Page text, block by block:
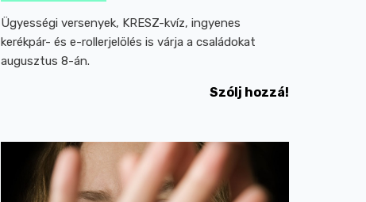
Ügyességi versenyek, KRESZ-kvíz, ingyenes
kerékpár- és e-rollerjelölés is várja a családokat
augusztus 8-án.
Szólj hozzá!